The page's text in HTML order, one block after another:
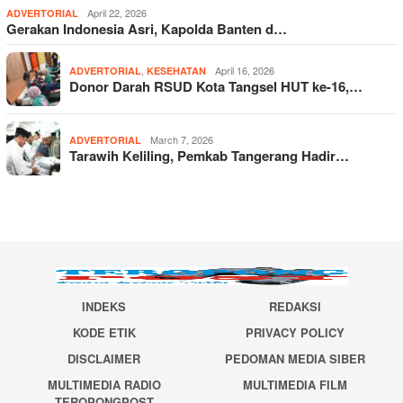
ADVERTORIAL April 22, 2026
Gerakan Indonesia Asri, Kapolda Banten d…
ADVERTORIAL KESEHATAN April 16, 2026
Donor Darah RSUD Kota Tangsel HUT ke-16,…
ADVERTORIAL March 7, 2026
Tarawih Keliling, Pemkab Tangerang Hadir…
INDEKS
REDAKSI
KODE ETIK
PRIVACY POLICY
DISCLAIMER
PEDOMAN MEDIA SIBER
MULTIMEDIA RADIO
MULTIMEDIA FILM